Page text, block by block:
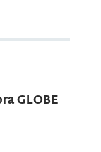
GLOBE